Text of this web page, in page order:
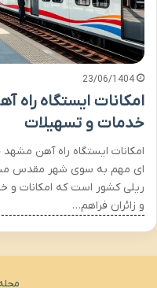
23/06/1404
امکانات ایستگاه
خدمات و تسهیلات
امکانات ایستگاه راه آهن
ای مهم به سوی شهر مقدس
ریلی کشور است که امکانات و
و زائران فراهم…
مجله